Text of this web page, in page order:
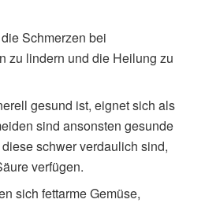
Schmerzen bei
zu lindern und die Heilung zu
gesund ist, eignet sich als
sind ansonsten gesunde
schwer verdaulich sind,
verfügen.
sich fettarme Gemüse,